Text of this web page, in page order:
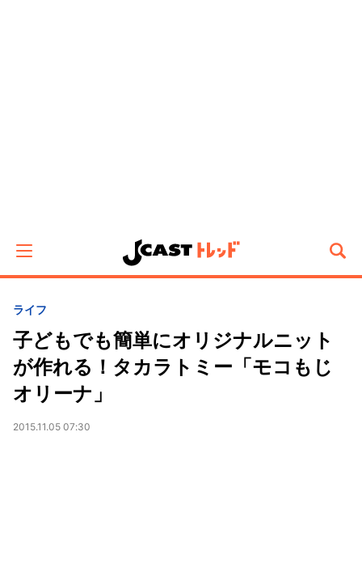
ライフ
子どもでも簡単にオリジナルニット
が作れる！タカラトミー「モコもじ
オリーナ」
2015.11.05 07:30